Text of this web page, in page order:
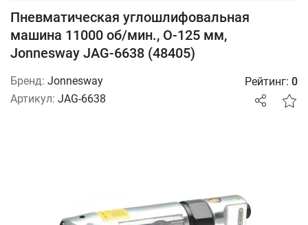
Пневматическая углошлифовальная
машина 11000 об/мин., O-125 мм,
Jonnesway JAG-6638 (48405)
Бренд: Jonnesway
Артикул: JAG-6638
Рейтинг: 0